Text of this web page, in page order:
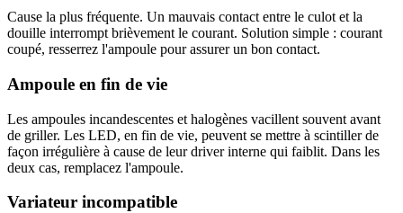
Cause la plus fréquente. Un mauvais contact entre le culot et la
douille interrompt brièvement le courant. Solution simple : courant
coupé, resserrez l'ampoule pour assurer un bon contact.
Ampoule en fin de vie
Les ampoules incandescentes et halogènes vacillent souvent avant
de griller. Les LED, en fin de vie, peuvent se mettre à scintiller de
façon irrégulière à cause de leur driver interne qui faiblit. Dans les
deux cas, remplacez l'ampoule.
Variateur incompatible